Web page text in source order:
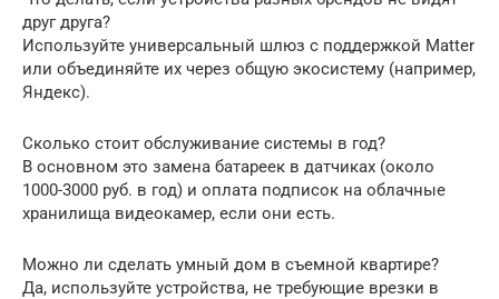
друг друга?
Используйте универсальный шлюз с поддержкой Matter
или объединяйте их через общую экосистему (например,
Яндекс).
Сколько стоит обслуживание системы в год?
В основном это замена батареек в датчиках (около
1000-3000 руб. в год) и оплата подписок на облачные
хранилища видеокамер, если они есть.
Можно ли сделать умный дом в съемной квартире?
Да, используйте устройства, не требующие врезки в